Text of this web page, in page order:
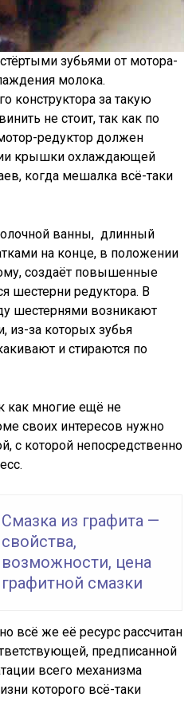
зубьями от мотора-
молока.
конструктора за такую
не стоит, так как по
редуктор должен
крышки охлаждающей
когда мешалка всё-таки
ванны, длинный
на конце, в положении
создаёт повышенные
шестерни редуктора. В
шестернями возникают
из-за которых зубья
и стираются по
как многие ещё не
своих интересов нужно
с которой непосредственно
Смазка из графита —
свойства,
возможности, цена
графитной смазки
всё же её ресурс рассчитан
предписанной
всего механизма
которого всё-таки